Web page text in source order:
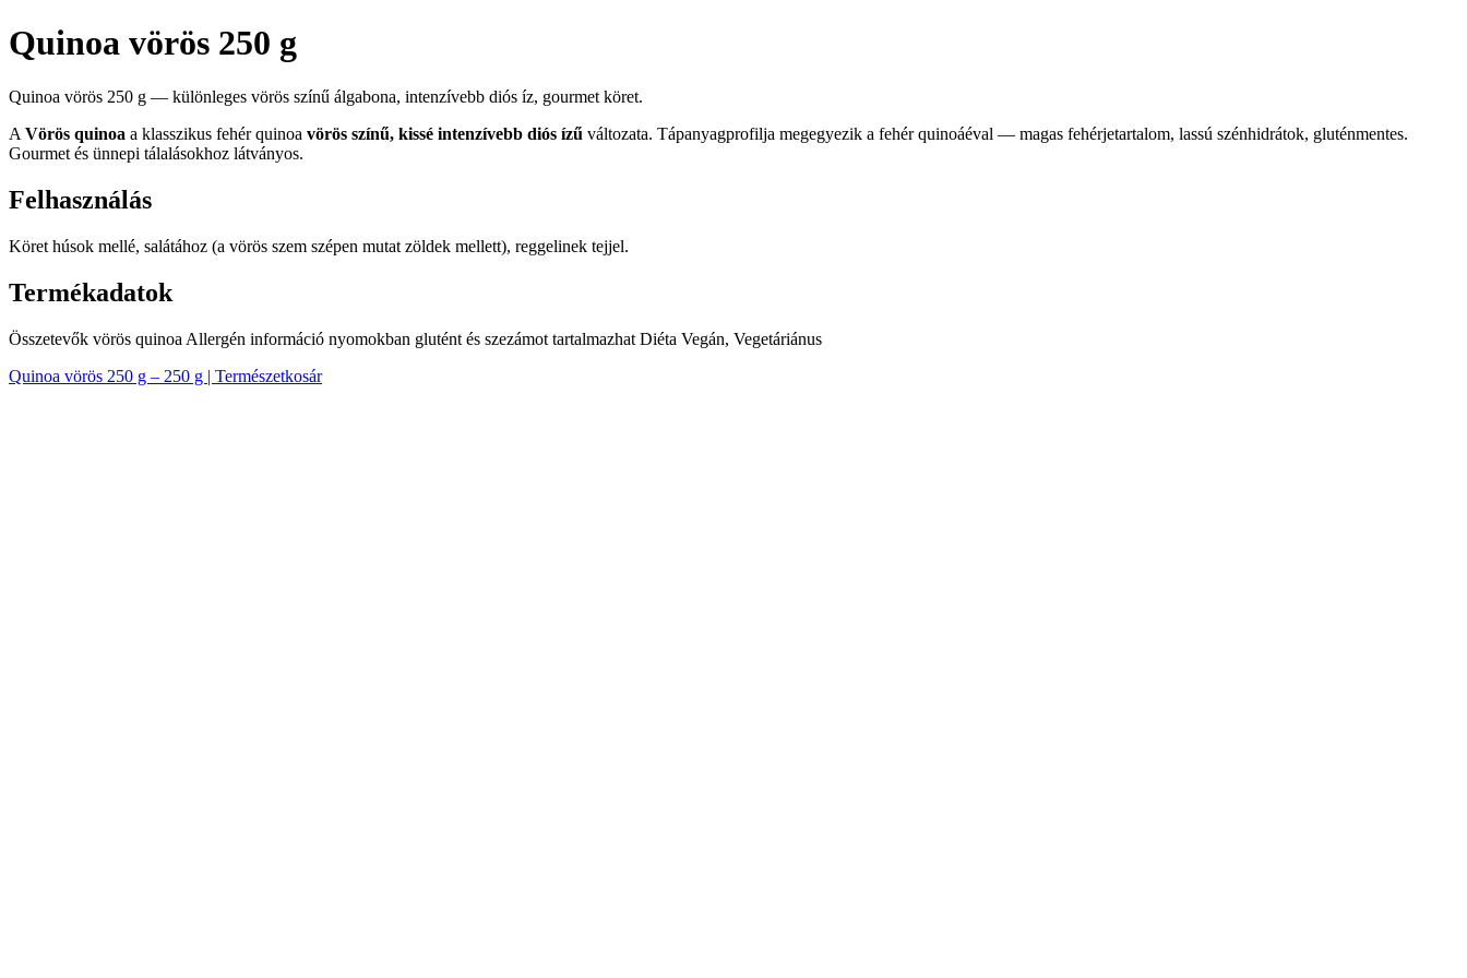
Quinoa vörös 250 g
Quinoa vörös 250 g — különleges vörös színű álgabona, intenzívebb diós íz, gourmet köret.
A Vörös quinoa a klasszikus fehér quinoa vörös színű, kissé intenzívebb diós ízű változata. Tápanyagprofilja megegyezik a fehér quinoáéval — magas fehérjetartalom, lassú szénhidrátok, gluténmentes.
Gourmet és ünnepi tálalásokhoz látványos.
Felhasználás
Köret húsok mellé, salátához (a vörös szem szépen mutat zöldek mellett), reggelinek tejjel.
Termékadatok
Összetevők vörös quinoa Allergén információ nyomokban glutént és szezámot tartalmazhat Diéta Vegán, Vegetáriánus
Quinoa vörös 250 g – 250 g | Természetkosár